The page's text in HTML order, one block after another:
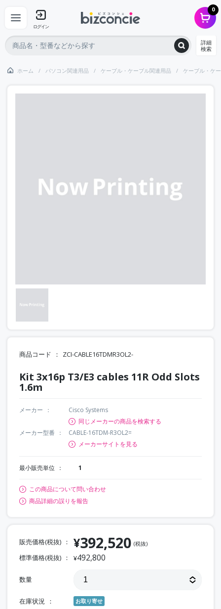
ログイン
0
詳細
検索
ホーム パソコン関連用品 ケーブル・ケーブル関連用品 ケーブル・ケ
商品コード ZCI-CABLE16TDMR3OL2-
Kit 3x16p T3/E3 cables 11R Odd Slots
1.6m
メーカー
Cisco Systems
同じメーカーの商品を検索する
メーカー型番
CABLE-16TDM-R3OL2=
メーカーサイトを見る
最小販売単位 1
この商品について問い合わせ
商品詳細の誤りを報告
販売価格(税抜) ¥392,520 (税抜)
標準価格(税抜) ¥492,800
数量
在庫状況 お取り寄せ